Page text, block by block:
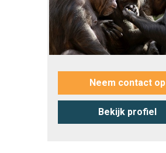
Neem contact op
Bekijk profiel